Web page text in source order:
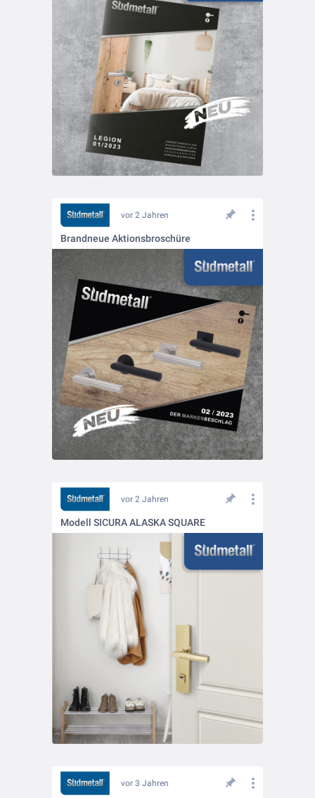
vor 2 Jahren
Brandneue Aktionsbroschüre
vor 2 Jahren
Modell SICURA ALASKA SQUARE
vor 3 Jahren